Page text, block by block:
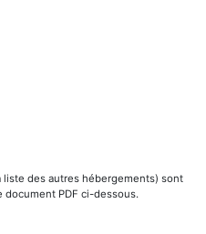
des autres hébergements) sont
PDF ci-dessous.